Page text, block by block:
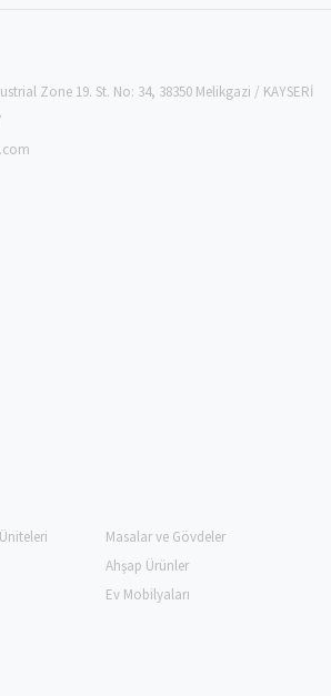
Zone 19. St. No: 34, 38350 Melikgazi / KAYSERİ
Masalar ve Gövdeler
Ahşap Ürünler
Ev Mobilyaları